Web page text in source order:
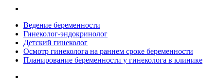
Ведение беременности
Гинеколог-эндокринолог
Детский гинеколог
Осмотр гинеколога на раннем сроке беременности
Планирование беременности у гинеколога в клинике